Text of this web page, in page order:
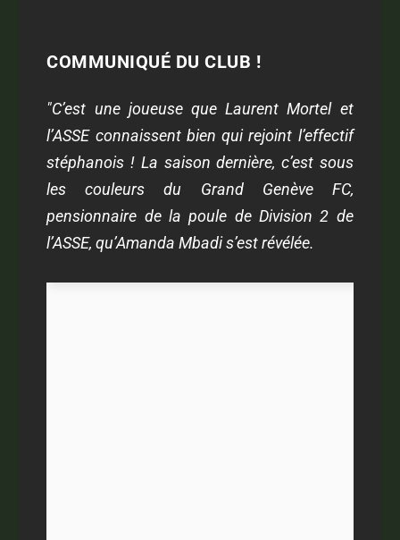
COMMUNIQUÉ DU CLUB !
"C’est une joueuse que Laurent Mortel et
l’ASSE connaissent bien qui rejoint l’effectif
stéphanois ! La saison dernière, c’est sous
les couleurs du Grand Genève FC,
pensionnaire de la poule de Division 2 de
l’ASSE, qu’Amanda Mbadi s’est révélée.